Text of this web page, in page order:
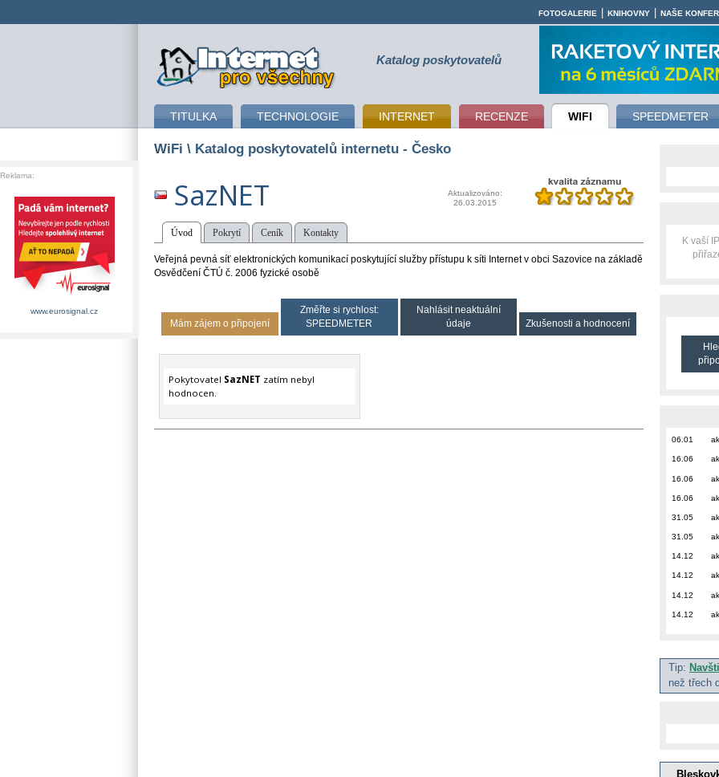
připojení k internetu Katalog poskytovatelů
TITULKA TECHNOLOGIE INTERNET RECENZE WIFI SPEEDMETER
FOTOGALERIE KNIHOVNY NAŠE
WiFi \ Katalog poskytovatelů internetu - Česko
SazNET
Aktualizováno:
26.03.2015
Úvod Pokrytí Ceník Kontakty
Veřejná pevná síť elektronických komunikací poskytující služby přístupu k síti Internet v obci Sazovice na základě
Osvědčení ČTÚ č. 2006 fyzické osobě
Mám zájem o připojení
Změřte si rychlost:
SPEEDMETER
Nahlásit neaktuální
údaje
Zkušenosti a hodnocení
Pokytovatel SazNET zatím nebyl
hodnocen.
K vaší
06.01
16.06
16.06
16.06
31.05
31.05
14.12
14.12
14.12
14.12
Tip:
než třech
Reklama:
www.eurosignal.cz